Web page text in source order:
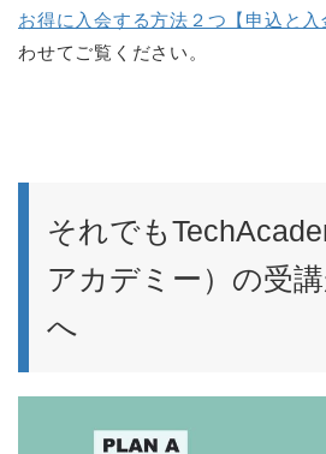
お得に入会する方法２つ【申込と入
わせてご覧ください。
それでも
アカデミー）の受
へ